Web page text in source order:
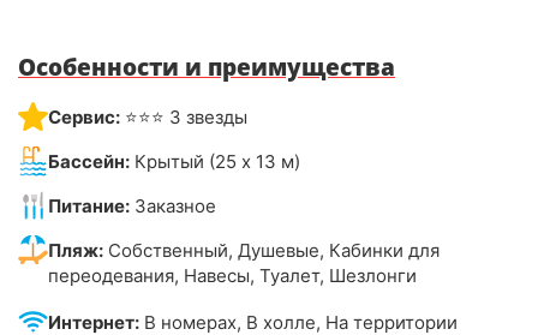
Особенности и преимущества
Сервис: ⭐⭐⭐ 3 звезды
Бассейн: Крытый (25 х 13 м)
Питание: Заказное
Пляж: Собственный, Душевые, Кабинки для
переодевания, Навесы, Туалет, Шезлонги
Интернет: В номерах, В холле, На территории